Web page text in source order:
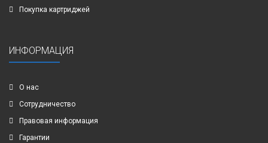
Покупка картриджей
ИНФОРМАЦИЯ
О нас
Сотрудничество
Правовая информация
Гарантии